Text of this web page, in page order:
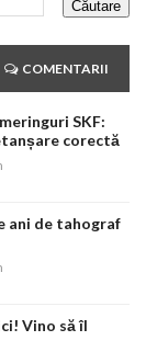
COMENTARII
SKF:
corectă
ani de tahograf
Vino să îl